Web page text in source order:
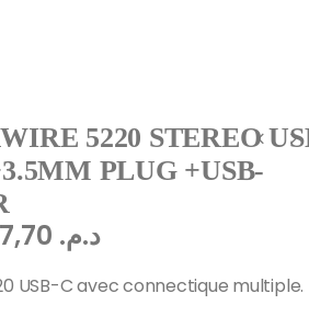
5220 STEREO
PLUG +USB-
د.م.
USB-C avec connectique multiple.